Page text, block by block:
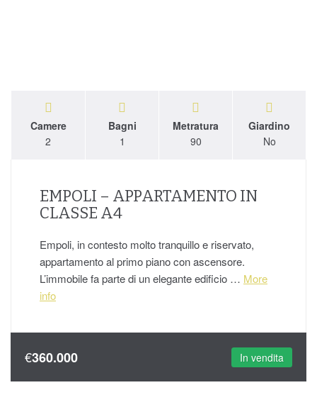
Camere
2
Bagni
1
Metratura
90
Giardino
No
EMPOLI – APPARTAMENTO IN
CLASSE A4
Empoli, in contesto molto tranquillo e riservato,
appartamento al primo piano con ascensore.
L’immobile fa parte di un elegante edificio … More
info
€360.000 In vendita